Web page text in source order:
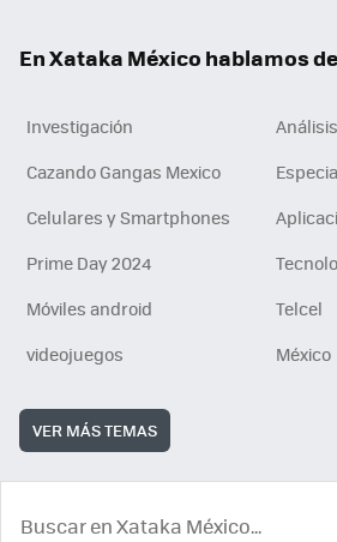
En Xataka México hablamos
Investigación
Análisis
Cazando Gangas Mexico
Celulares y Smartphones
Prime Day 2024
Móviles android
Telcel
videojuegos
México
VER MÁS TEMAS